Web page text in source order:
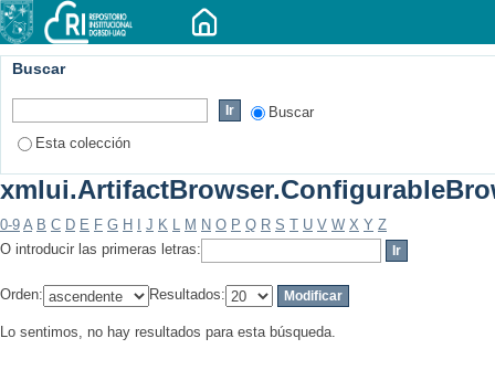
Buscar
Buscar
Esta colección
0-9 A B C D E F G H J K L M N O P Q R S T U V W X Y Z
O introducir las primeras letras:
Orden: Resultados:
Lo sentimos, no hay resultados para esta búsqueda.